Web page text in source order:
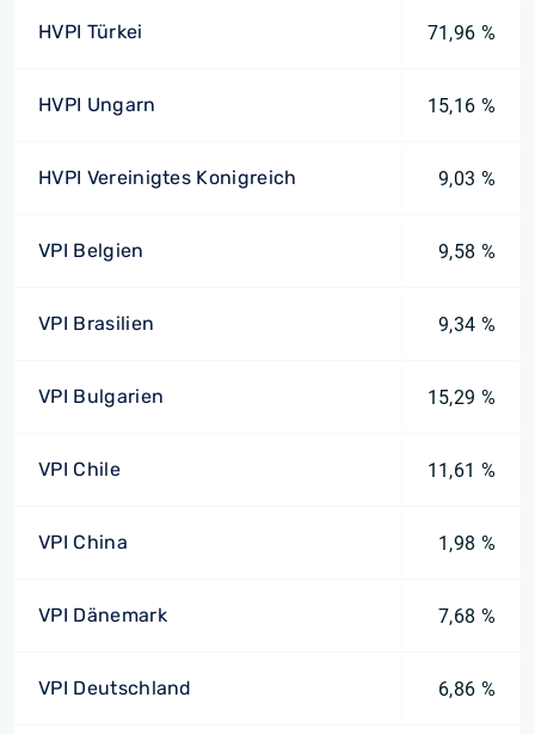
HVPI Türkei 71,96 %
HVPI Ungarn 15,16 %
HVPI Vereinigtes Konigreich 9,03 %
VPI Belgien 9,58 %
VPI Brasilien 9,34 %
VPI Bulgarien 15,29 %
VPI Chile 11,61 %
VPI China 1,98 %
VPI Dänemark 7,68 %
VPI Deutschland 6,86 %